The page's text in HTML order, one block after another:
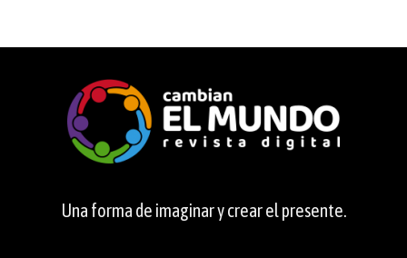
Una forma de imaginar y crear el presente.